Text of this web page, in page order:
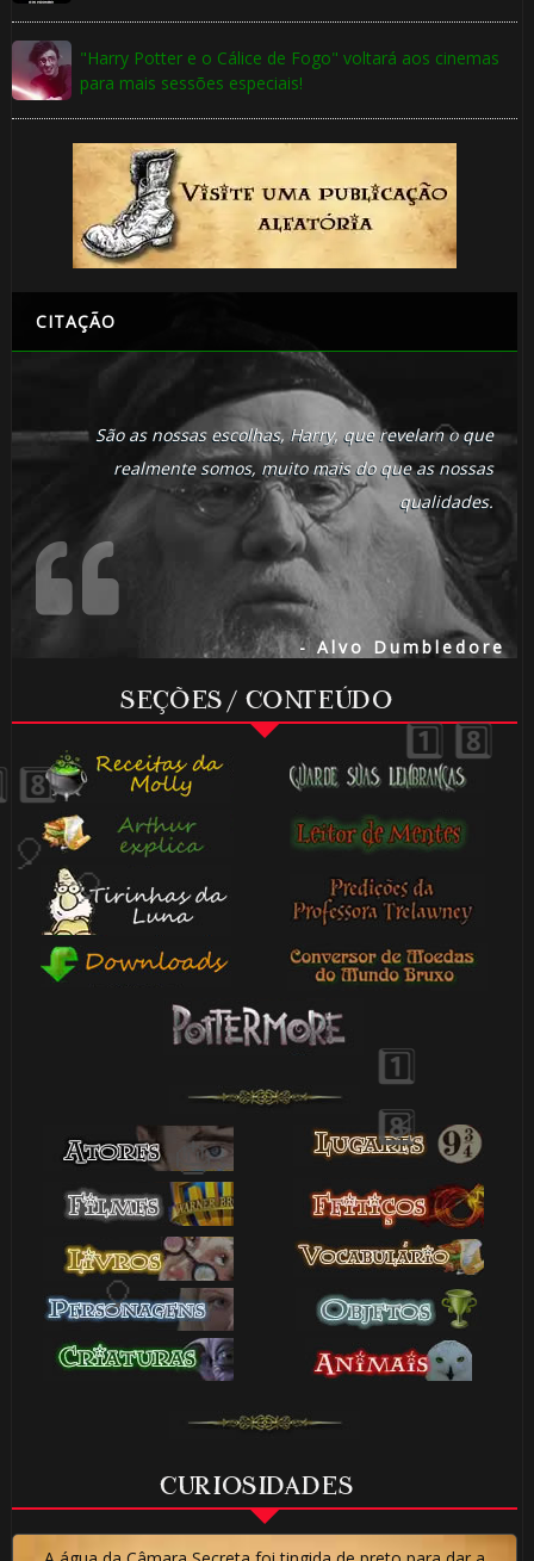
"Harry Potter e o Cálice de Fogo" voltará aos cinemas
para mais sessões especiais!
CITAÇÃO
São as nossas escolhas, Harry, que revelam o que
realmente somos, muito mais do que as nossas
qualidades.
- Alvo Dumbledore
SEÇÕES / CONTEÚDO
CURIOSIDADES
🎂
🎈
🎂